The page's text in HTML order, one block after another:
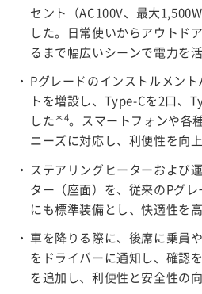
セント（AC100V、最大1,500W
した。日常使いからアウトド
るまで幅広いシーンで電力を
Pグレードのインストルメン
トを増設し、Type-Cを2口、
した ＊4。スマートフォンや各
ニーズに対応し、利便性を向
ステアリングヒーターおよび
ター（座面）を、従来のPグレ
にも標準装備とし、快適性を
車を降りる際に、後席に乗員
をドライバーに通知し、確認
を追加し、利便性と安全性の